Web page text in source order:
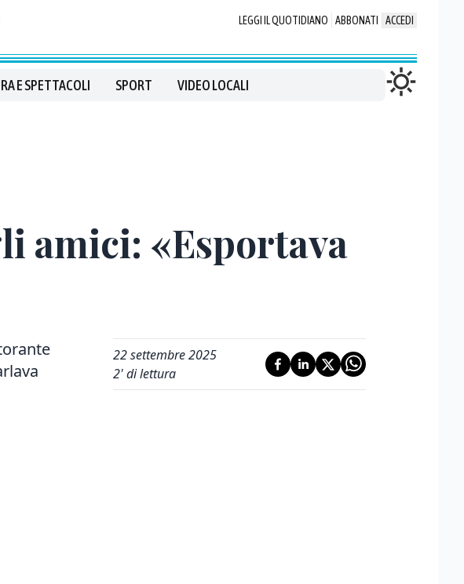
LEGGI IL QUOTIDIANO ABBONATI ACCEDI
E SPETTACOLI SPORT VIDEO LOCALI
amici: «Esportava
22 settembre 2025
2' di lettura